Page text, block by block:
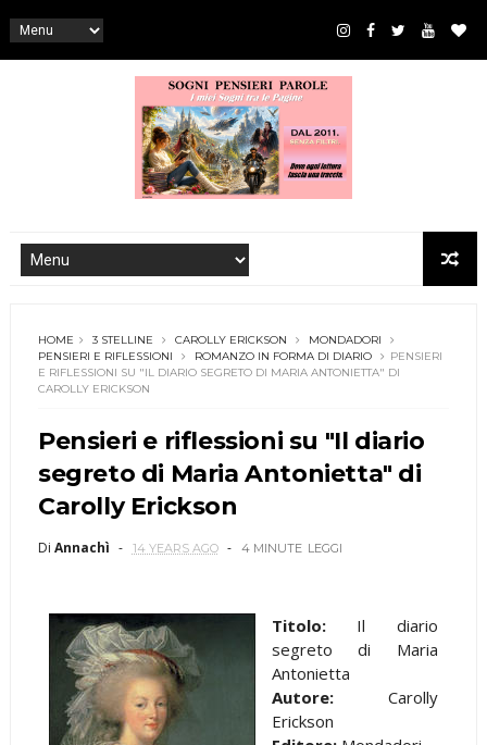
HOME 3 STELLINE CAROLLY ERICKSON
MONDADORI
PENSIERI E RIFLESSIONI
ROMANZO IN FORMA DI DIARIO
PENSIERI
E RIFLESSIONI SU "IL DIARIO SEGRETO DI MARIA ANTONIETTA" DI
CAROLLY ERICKSON
Pensieri e riflessioni su "Il diario
segreto di Maria Antonietta" di
Carolly Erickson
Di Annachì 14 YEARS AGO 4 MINUTE LEGGI
Titolo:Il diario
segreto di Maria
Antonietta
Autore:Carolly
Erickson